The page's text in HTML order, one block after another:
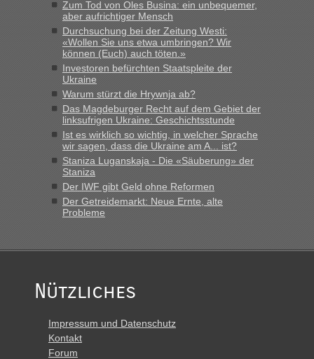
schnellsten?
„Bin am Montag 15.6.26 um 8 Uhr in Urgyniw ausgereist,
das erste Mal an einem Montagmorgen ca. 15 Fahrzeuge
vor mir, bin sonst der Erste oder Zweite, egal, nach ca 20
Minuten wurde dann die nächste Welle...“
Berichte und Reisetipps • Re: An welchem
Grenzübergang zwischen Polen und der Ukraine geht es am
schnellsten?
„Derzeit, ist es überall sehr voll an den Grenzen Ukraine/
Polen. Zb. Krakovets 100 PKW ca. 10 h Wartezeit. Wollen
Montag rüber, versuchen es sehr früh.“
Zum Tod von Oles Busina: ein unbequemer,
aber aufrichtiger Mensch
Durchsuchung bei der Zeitung Westi:
«Wollen Sie uns etwa umbringen? Wir
können (Euch) auch töten.»
Investoren befürchten Staatspleite der
Ukraine
Warum stürzt die Hrywnja ab?
Das Magdeburger Recht auf dem Gebiet der
linksufrigen Ukraine: Geschichtsstunde
Ist es wirklich so wichtig, in welcher Sprache
wir sagen, dass die Ukraine am A... ist?
Staniza Luganskaja - Die «Säuberung» der
Staniza
Der IWF gibt Geld ohne Reformen
Der Getreidemarkt: Neue Ernte, alte
Probleme
Nützliches
Impressum und Datenschutz
Kontakt
Forum